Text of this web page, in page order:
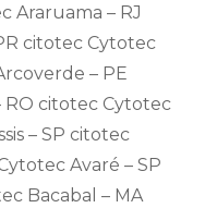
Araruama – RJ
citotec Cytotec
– PE
RO citotec Cytotec
– SP citotec
Avaré – SP
Bacabal – MA